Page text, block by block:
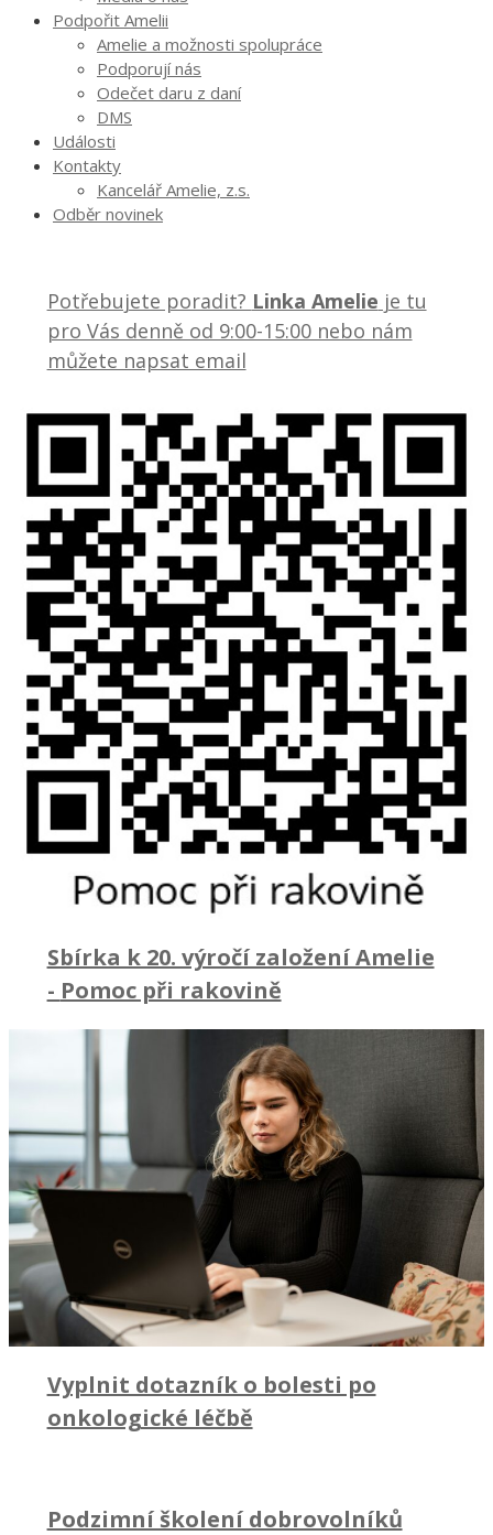
Podpořit Amelii
Amelie a možnosti spolupráce
Podporují nás
Odečet daru z daní
DMS
Události
Kontakty
Kancelář Amelie, z.s.
Odběr novinek
Potřebujete poradit? Linka Amelie je tu
pro Vás denně od 9:00-15:00 nebo nám
můžete napsat email
Sbírka k 20. výročí založení Amelie
- Pomoc při rakovině
Vyplnit dotazník o bolesti po
onkologické léčbě
Podzimní školení dobrovolníků